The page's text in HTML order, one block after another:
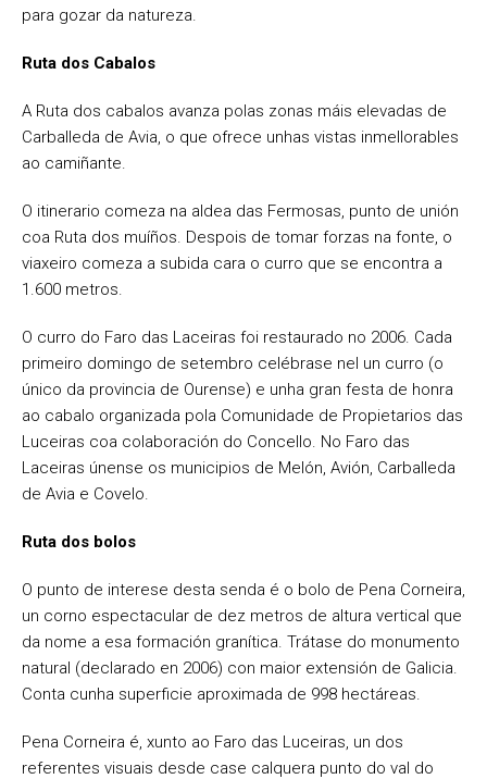
para gozar da natureza.
Ruta dos Cabalos
A Ruta dos cabalos avanza polas zonas máis elevadas de
Carballeda de Avia, o que ofrece unhas vistas inmellorables
ao camiñante.
O itinerario comeza na aldea das Fermosas, punto de unión
coa Ruta dos muíños. Despois de tomar forzas na fonte, o
viaxeiro comeza a subida cara o curro que se encontra a
1.600 metros.
O curro do Faro das Laceiras foi restaurado no 2006. Cada
primeiro domingo de setembro celébrase nel un curro (o
único da provincia de Ourense) e unha gran festa de honra
ao cabalo organizada pola Comunidade de Propietarios das
Luceiras coa colaboración do Concello. No Faro das
Laceiras únense os municipios de Melón, Avión, Carballeda
de Avia e Covelo.
Ruta dos bolos
O punto de interese desta senda é o bolo de Pena Corneira,
un corno espectacular de dez metros de altura vertical que
da nome a esa formación granítica. Trátase do monumento
natural (declarado en 2006) con maior extensión de Galicia.
Conta cunha superficie aproximada de 998 hectáreas.
Pena Corneira é, xunto ao Faro das Luceiras, un dos
referentes visuais desde case calquera punto do val do